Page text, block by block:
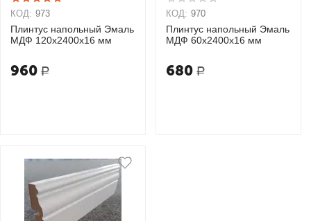
КОД: 973
Плинтус напольный Эмаль
МДФ 120х2400х16 мм
960 Р
КОД: 970
Плинтус напольный Эмаль
МДФ 60х2400х16 мм
680 Р